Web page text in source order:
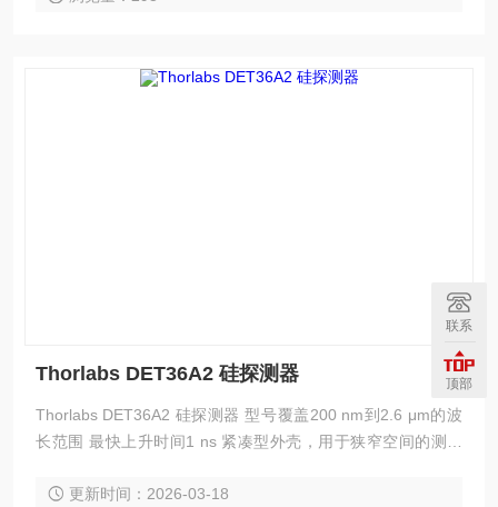
Thorlabs DET36A2 硅探测器
Thorlabs DET36A2 硅探测器 型号覆盖200 nm到2.6 μm的波
长范围 最快上升时间1 ns 紧凑型外壳，用于狭窄空间的测量
杆 内置A23 12 V偏压电池 下方提供可选用的电源适配器和电
更新时间：2026-03-18
联系
顶部